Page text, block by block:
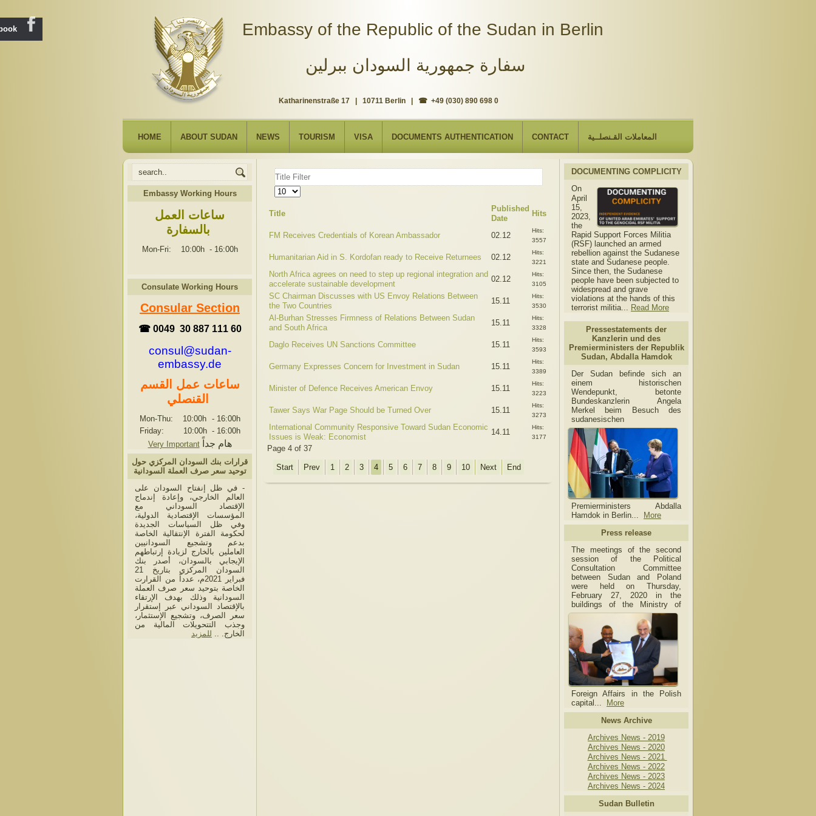
Katharinenstraße 17 | 10711 Berlin | ☎ +49 (030) 890 698 0
Embassy of the Republic of the Sudan in Berlin
سفارة جمهورية السودان ببرلين
HOME ABOUT SUDAN NEWS TOURISM VISA DOCUMENTS AUTHENTICATION CONTACT المعاملات القـنصلــية
Embassy Working Hours
ساعات العمل
بالسفارة
Mon-Fri: 10:00h - 16:00h
Consulate Working Hours
Consular Section
☎ 0049 30 887 111 60
consul@sudan-
embassy.de
ساعات عمل القسم
القنصلي
Mon-Thu: 10:00h - 16:00h
Friday: 10:00h - 16:00h
Very Important
هام جداً
قرارات بنك السودان المركزي حول
توحيد سعر صرف العملة السودانية
- في ظل إنفتاح السودان على
العالم الخارجي، وإعادة إندماج
الإقتصاد السوداني مع
المؤسسات الإقتصادية الدولية،
وفي ظل السياسات الجديدة
لحكومة الفترة الإنتقالية الخاصة
بدعم وتشجيع السودانيين
العاملين بالخارج لزيادة إرتباطهم
الإيجابي بالسودان، أصدر بنك
السودان المركزي بتاريخ 21
فبراير 2021م، عدداً من القرارت
الخاصة بتوحيد سعر صرف العملة
السودانية وذلك بهدف الإرتقاء
بالإقتصاد السوداني عبر إستقرار
سعر الصرف، وتشجيع الإستثمار،
وجذب التتحويلات المالية من
الخارج. .. للمزيد
Title
Filter
Display
#
Title
Published
Date
Hits
FM Receives Credentials of Korean Ambassador 02.12
Hits:
3557
Humanitarian Aid in S. Kordofan ready to Receive Returnees 02.12
Hits:
3221
North Africa agrees on need to step up regional integration and
accelerate sustainable development
02.12
Hits:
3105
SC Chairman Discusses with US Envoy Relations Between
the Two Countries
15.11
Hits:
3530
Al-Burhan Stresses Firmness of Relations Between Sudan
and South Africa
15.11
Hits:
3328
Daglo Receives UN Sanctions Committee 15.11
Hits:
3593
Germany Expresses Concern for Investment in Sudan 15.11
Hits:
3389
Minister of Defence Receives American Envoy 15.11
Hits:
3223
Tawer Says War Page Should be Turned Over 15.11
Hits:
3273
International Community Responsive Toward Sudan Economic
Issues is Weak: Economist
14.11
Hits:
3177
Page 4 of 37
Start Prev 1 2 3 4 5 6 7 8 9 10 Next End
DOCUMENTING COMPLICITY
On
April
15,
2023,
the
Rapid Support Forces Militia
(RSF) launched an armed
rebellion against the Sudanese
state and Sudanese people.
Since then, the Sudanese
people have been subjected to
widespread and grave
violations at the hands of this
terrorist militia... Read More
Pressestatements der
Kanzlerin und des
Premierministers der Republik
Sudan, Abdalla Hamdok
Der Sudan befinde sich an
einem historischen
Wendepunkt, betonte
Bundeskanzlerin Angela
Merkel beim Besuch des
sudanesischen
Premierministers Abdalla
Hamdok in Berlin...
More
Press release
The meetings of the second
session of the Political
Consultation Committee
between Sudan and Poland
were held on Thursday,
February 27, 2020 in the
buildings of the Ministry of
Foreign Affairs in the Polish
capital...
More
News Archive
Archives News - 2019
Archives News - 2020
Archives News - 2021
Archives News - 2022
Archives News - 2023
Archives News - 2024
Sudan Bulletin